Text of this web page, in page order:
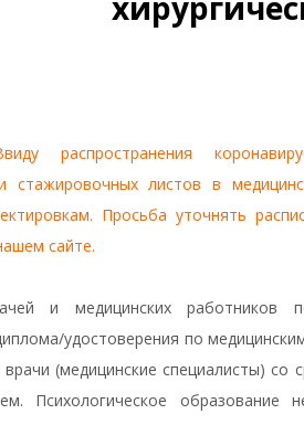
распространения
стажировочных листов в
Просьба уточнять
сайте.
и медицинских работников
удостоверения по
(медицинские специалисты) со
Психологическое образование